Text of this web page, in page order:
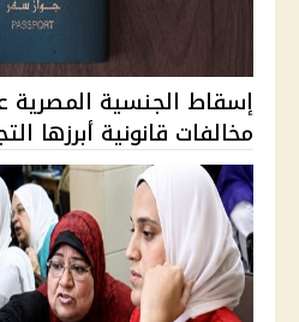
مخالفات قانونية أبرزها